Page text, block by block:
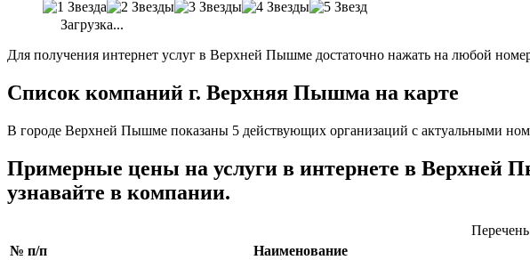
Загрузка...
Для получения интернет услуг в Верхней Пышме достаточно нажать на любой
Список компаний г. Верхняя Пышма на карте
В городе Верхней Пышме показаны 5 действующих организаций с актуальными
Примерные цены на услуги в интернете в
узнавайте в компании.
Перечень
№ п/п
Наименование